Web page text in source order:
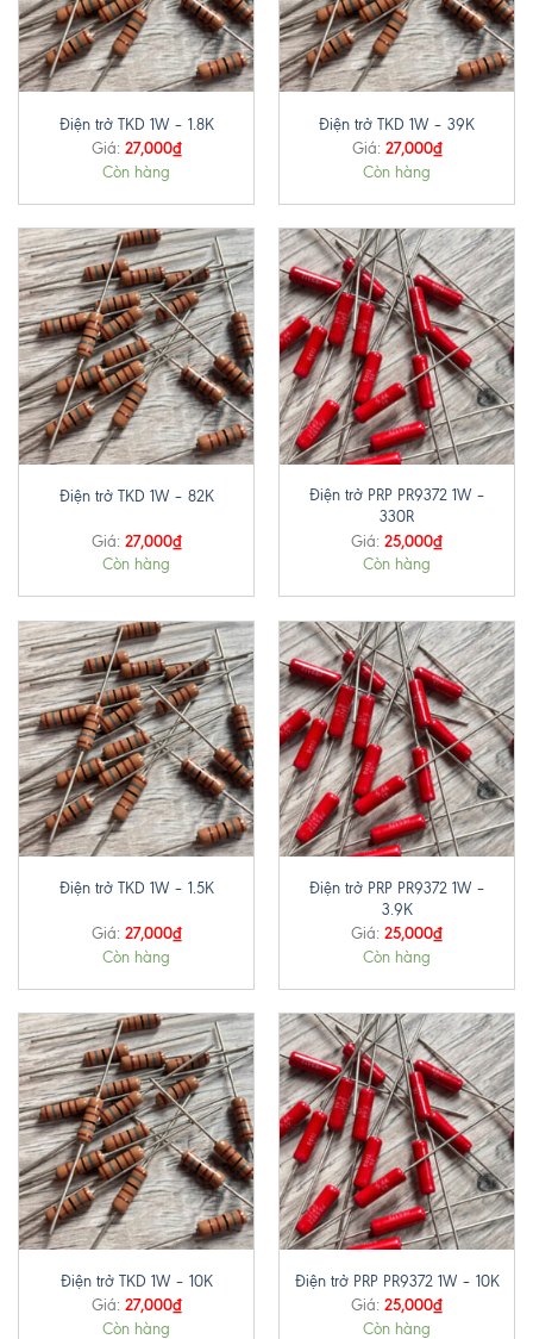
Điện trở TKD 1W – 1.8K
Giá: 27,000₫
Còn hàng
Điện trở TKD 1W – 39K
Giá: 27,000₫
Còn hàng
Điện trở TKD 1W – 82K
Giá: 27,000₫
Còn hàng
Điện trở PRP PR9372 1W –
330R
Giá: 25,000₫
Còn hàng
Điện trở TKD 1W – 1.5K
Giá: 27,000₫
Còn hàng
Điện trở PRP PR9372 1W –
3.9K
Giá: 25,000₫
Còn hàng
Điện trở TKD 1W – 10K
Giá: 27,000₫
Còn hàng
Điện trở PRP PR9372 1W – 10K
Giá: 25,000₫
Còn hàng